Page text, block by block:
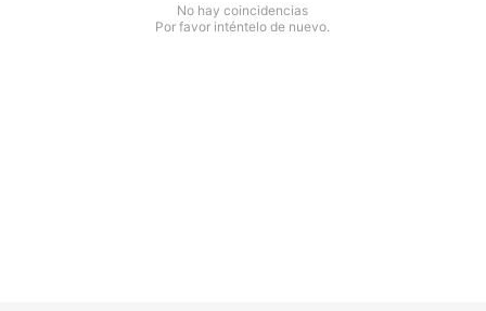
No hay coincidencias
Por favor inténtelo de nuevo.